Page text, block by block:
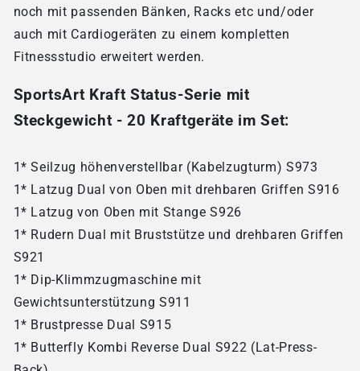
noch mit passenden Bänken, Racks etc und/oder
auch mit Cardiogeräten zu einem kompletten
Fitnessstudio erweitert werden.
SportsArt Kraft Status-Serie mit
Steckgewicht - 20 Kraftgeräte im Set:
1* Seilzug höhenverstellbar (Kabelzugturm) S973
1* Latzug Dual von Oben mit drehbaren Griffen S916
1* Latzug von Oben mit Stange S926
1* Rudern Dual mit Bruststütze und drehbaren Griffen
S921
1* Dip-Klimmzugmaschine mit
Gewichtsunterstützung S911
1* Brustpresse Dual S915
1* Butterfly Kombi Reverse Dual S922 (Lat-Press-